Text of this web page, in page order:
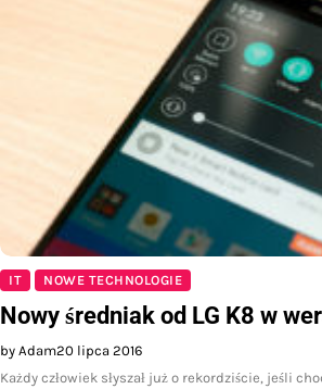
IT NOWE TECHNOLOGIE
Nowy średniak od LG K8 w
by Adam20 lipca 2016
Każdy człowiek słyszał już o rekordziście, jeśli